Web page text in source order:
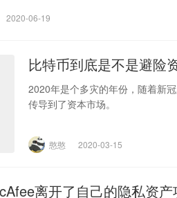
2020-06-19
比特币到底是不是避险
2020年是个多灾的年份，随着新
传导到了资本市场。
憨憨 2020-03-15
离开了自己的隐私资产